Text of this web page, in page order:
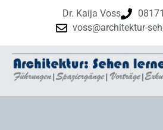
Dr. Kaija Voss
voss@architektur-